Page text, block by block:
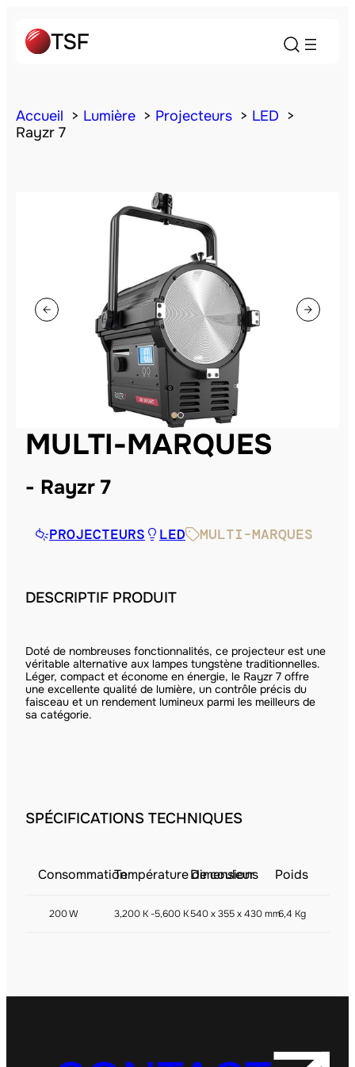
Accueil Lumière Projecteurs
LED
Rayzr 7
MULTI-MARQUES
Rayzr 7
PROJECTEURS LED MULTI-MARQUES
DESCRIPTIF PRODUIT
Doté de nombreuses fonctionnalités, ce projecteur est une
véritable alternative aux lampes tungstène traditionnelles.
Léger, compact et économe en énergie, le Rayzr 7 offre
une excellente qualité de lumière, un contrôle précis du
faisceau et un rendement lumineux parmi les meilleurs de
sa catégorie.
SPÉCIFICATIONS TECHNIQUES
ConsommationTempérature de couleur
Dimensions Poids
200 W 3,200 K -5,600 K540 x 355 x 430 mm6,4 Kg